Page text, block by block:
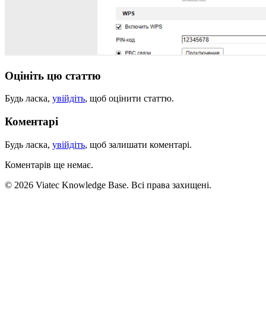
Оцініть цю статтю
Будь ласка, увійдіть, щоб оцінити статтю.
Коментарі
Будь ласка, увійдіть, щоб залишати коментарі.
Коментарів ще немає.
© 2026 Viatec Knowledge Base. Всі права захищені.